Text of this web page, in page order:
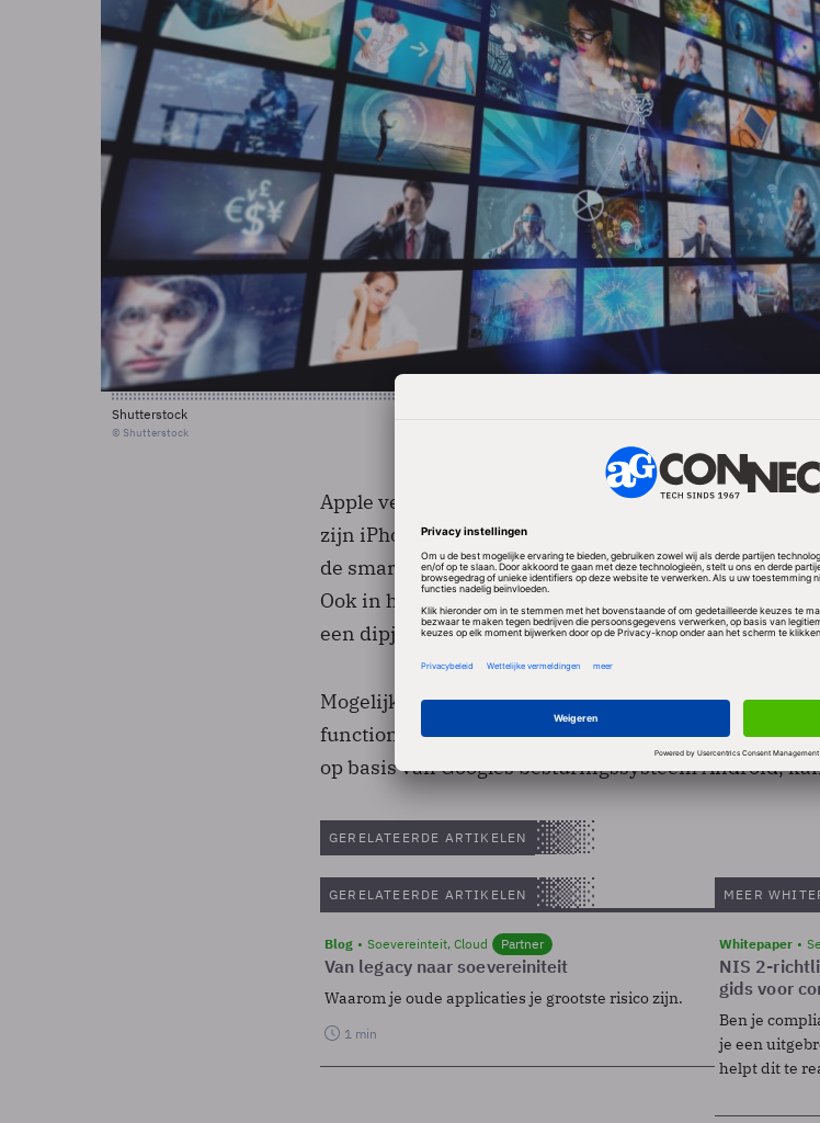
Shutterstock
© Shutterstock
Apple verkocht in het vierde kwartaal maar liefst 8.7
zijn iPhone. Dat is 18 procent meer dan in het
de smartphonemarkt als geheel groeide in diezelfde
Ook in het vierde kwartaal van 2008 vertoonde de
een dipje.
Mogelijk wachten kopers op nieuwe modellen. Ook
functioneel vergelijkbare maar meer open
op basis van Googles besturingssysteem Android,
GERELATEERDE ARTIKELEN
GERELATEERDE ARTIKELEN
Blog Soevereinteit, Cloud Partner
Van legacy naar soevereiniteit
Waarom je oude applicaties je grootste risico zijn.
1 min
MEER
Whitepaper
NIS 2-
gids voor
Ben je
je een
helpt dit te